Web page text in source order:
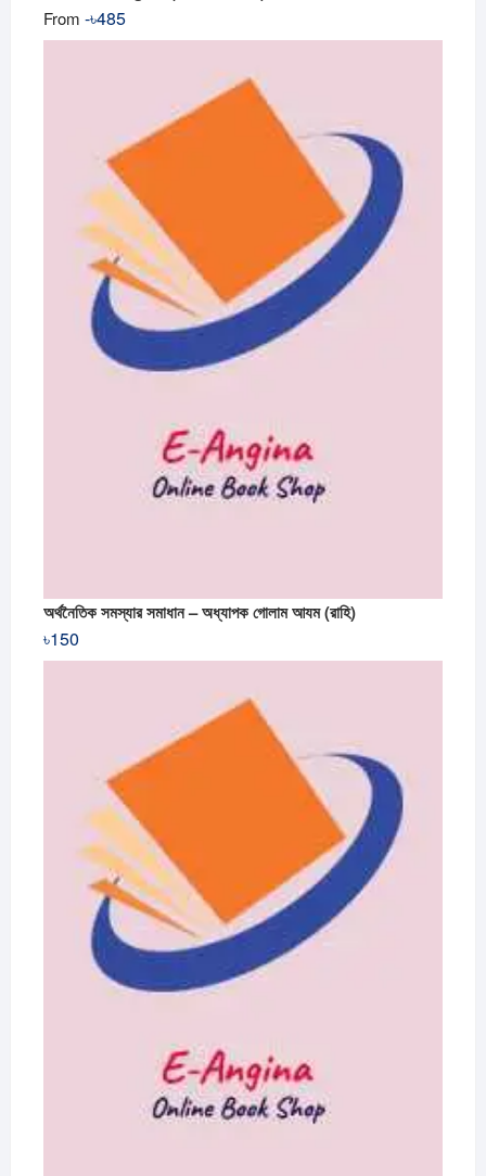
From -৳485
অর্থনৈতিক সমস্যার সমাধান – অধ্যাপক গোলাম আযম (রাহি)
৳150